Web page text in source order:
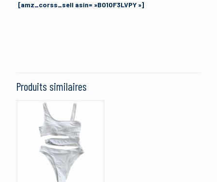
[amz_corss_sell asin= »B010F3LVPY »]
American Flag
Noir et blanc
“SOTW Femmes Sexy Maillots de Bain
Monokini Push Up Bikini Rembourré”
Votre adresse e-mail ne sera pas publiée.
obligatoires sont indiqués avec
Votre note*
2 étoiles
sur 5
Produits similaires